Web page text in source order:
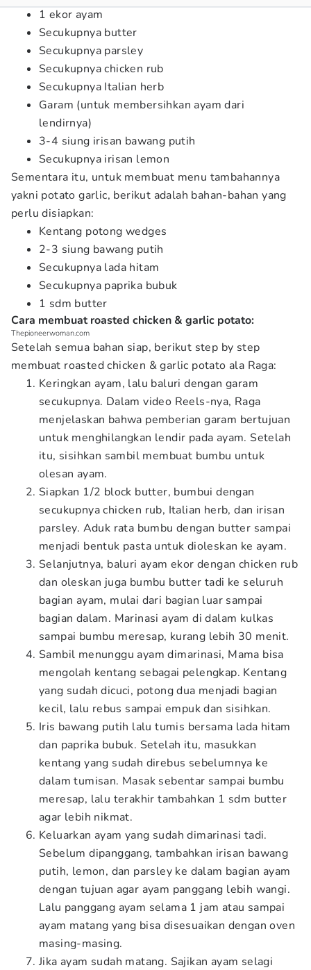
1 ekor ayam
Secukupnya butter
Secukupnya parsley
Secukupnya chicken rub
Secukupnya Italian herb
Garam (untuk membersihkan ayam dari
lendirnya)
3-4 siung irisan bawang putih
Secukupnya irisan lemon
Sementara itu, untuk membuat menu tambahannya
yakni potato garlic, berikut adalah bahan-bahan yang
perlu disiapkan:
Kentang potong wedges
2-3 siung bawang putih
Secukupnya lada hitam
Secukupnya paprika bubuk
1 sdm butter
Cara membuat roasted chicken & garlic potato:
Thepioneerwoman.com
Setelah semua bahan siap, berikut step by step
membuat roasted chicken & garlic potato ala Raga:
Keringkan ayam, lalu baluri dengan garam
secukupnya. Dalam video Reels-nya, Raga
menjelaskan bahwa pemberian garam bertujuan
untuk menghilangkan lendir pada ayam. Setelah
itu, sisihkan sambil membuat bumbu untuk
olesan ayam.
Siapkan 1/2 block butter, bumbui dengan
secukupnya chicken rub, Italian herb, dan irisan
parsley. Aduk rata bumbu dengan butter sampai
menjadi bentuk pasta untuk dioleskan ke ayam.
Selanjutnya, baluri ayam ekor dengan chicken rub
dan oleskan juga bumbu butter tadi ke seluruh
bagian ayam, mulai dari bagian luar sampai
bagian dalam. Marinasi ayam di dalam kulkas
sampai bumbu meresap, kurang lebih 30 menit.
Sambil menunggu ayam dimarinasi, Mama bisa
mengolah kentang sebagai pelengkap. Kentang
yang sudah dicuci, potong dua menjadi bagian
kecil, lalu rebus sampai empuk dan sisihkan.
Iris bawang putih lalu tumis bersama lada hitam
dan paprika bubuk. Setelah itu, masukkan
kentang yang sudah direbus sebelumnya ke
dalam tumisan. Masak sebentar sampai bumbu
meresap, lalu terakhir tambahkan 1 sdm butter
agar lebih nikmat.
Keluarkan ayam yang sudah dimarinasi tadi.
Sebelum dipanggang, tambahkan irisan bawang
putih, lemon, dan parsley ke dalam bagian ayam
dengan tujuan agar ayam panggang lebih wangi.
Lalu panggang ayam selama 1 jam atau sampai
ayam matang yang bisa disesuaikan dengan oven
masing-masing.
Jika ayam sudah matang. Sajikan ayam selagi